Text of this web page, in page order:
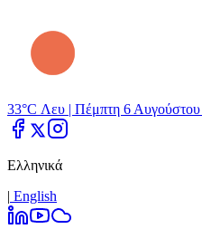
33°C Λευ | Πέμπτη 6
Ελληνικά
| Εnglish